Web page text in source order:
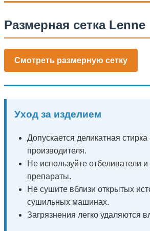
Размерная сетка Lenne
Смотреть размерную сетку
Уход за изделием
Допускается деликатная
производителя.
Не используйте отбеливатели
препараты.
Не сушите вблизи открытых
сушильных машинах.
Загрязнения легко удаляются